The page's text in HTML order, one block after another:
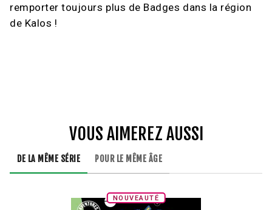
remporter toujours plus de Badges dans la région
de Kalos !
VOUS AIMEREZ AUSSI
DE LA MÊME SÉRIE POUR LE MÊME ÂGE
NOUVEAUTÉ